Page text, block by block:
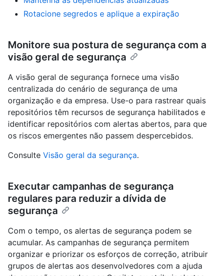
Rotacione segredos e aplique a expiração
Monitore sua postura de segurança com a
visão geral de segurança
A visão geral de segurança fornece uma visão
centralizada do cenário de segurança de uma
organização e da empresa. Use-o para rastrear quais
repositórios têm recursos de segurança habilitados e
identificar repositórios com alertas abertos, para que
os riscos emergentes não passem despercebidos.
Consulte Visão geral da segurança.
Executar campanhas de segurança
regulares para reduzir a dívida de
segurança
Com o tempo, os alertas de segurança podem se
acumular. As campanhas de segurança permitem
organizar e priorizar os esforços de correção, atribuir
grupos de alertas aos desenvolvedores com a ajuda